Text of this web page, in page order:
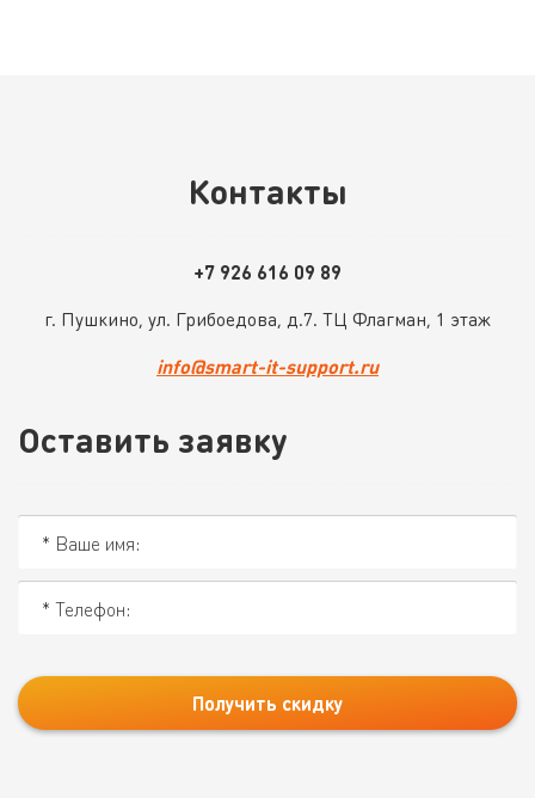
Контакты
+7 926 616 09 89
г. Пушкино, ул. Грибоедова, д.7. ТЦ Флагман, 1 этаж
info@smart-it-support.ru
Оставить заявку
Получить скидку